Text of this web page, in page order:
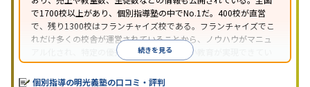
で1700校以上があり、個別指導塾の中でNo.1だ。400校が直営
で、残り1300校はフランチャイズ校である。フランチャイズでこ
れだけ多くの校舎が運営されていることから、ノウハウがマニュ
アル化され、特定の優秀な人材に依存しない教育が実現できてい
ることが推測される。
続きを見る
個別指導の明光義塾の口コミ・評判